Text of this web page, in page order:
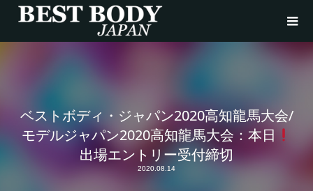
ベストボディ・ジャパン2020高知龍馬大会/
モデルジャパン2020高知龍馬大会：本日
出場エントリー受付締切
2020.08.14